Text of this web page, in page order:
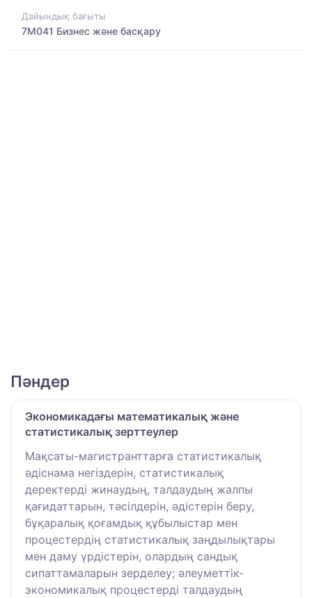
Дайындық бағыты
7M041 Бизнес және басқару
Пәндер
Экономикадағы математикалық және
статистикалық зерттеулер
Мақсаты-магистранттарға статистикалық
әдіснама негіздерін, статистикалық
деректерді жинаудың, талдаудың жалпы
қағидаттарын, тәсілдерін, әдістерін беру,
бұқаралық қоғамдық құбылыстар мен
процестердің статистикалық заңдылықтары
мен даму үрдістерін, олардың сандық
сипаттамаларын зерделеу; әлеуметтік-
экономикалық процестерді талдаудың